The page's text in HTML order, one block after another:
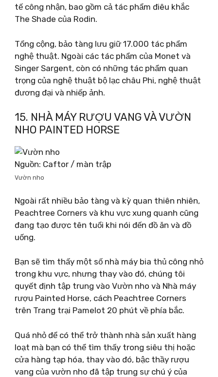
tế công nhận, bao gồm cả tác phẩm điêu khắc
The Shade của Rodin.
Tổng cộng, bảo tàng lưu giữ 17.000 tác phẩm
nghệ thuật. Ngoài các tác phẩm của Monet và
Singer Sargent, còn có những tác phẩm quan
trọng của nghệ thuật bộ lạc châu Phi, nghệ thuật
đương đại và nhiếp ảnh.
15. NHÀ MÁY RƯỢU VANG VÀ VƯỜN
NHO PAINTED HORSE
Nguồn: Caftor / màn trập
Vườn nho
Ngoài rất nhiều bảo tàng và kỳ quan thiên nhiên,
Peachtree Corners và khu vực xung quanh cũng
đang tạo được tên tuổi khi nói đến đồ ăn và đồ
uống.
Bạn sẽ tìm thấy một số nhà máy bia thủ công nhỏ
trong khu vực, nhưng thay vào đó, chúng tôi
quyết định tập trung vào Vườn nho và Nhà máy
rượu Painted Horse, cách Peachtree Corners
trên Trang trại Pamelot 20 phút về phía bắc.
Quá nhỏ để có thể trở thành nhà sản xuất hàng
loạt mà bạn có thể tìm thấy trong siêu thị hoặc
cửa hàng tạp hóa, thay vào đó, bậc thầy rượu
vang của vườn nho đã tập trung sự chú ý của